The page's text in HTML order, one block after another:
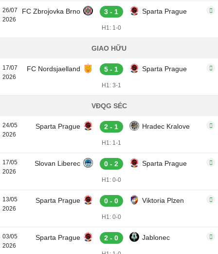
26/07
2026
FC Zbrojovka Brno 3 - 1 Sparta Prague
H1: 1-0
GIAO HỮU
17/07
2026
FC Nordsjaelland 5 - 1 Sparta Prague
H1: 3-1
VĐQG SÉC
24/05
2026
Sparta Prague 2 - 1 Hradec Kralove
H1: 1-1
17/05
2026
Slovan Liberec 0 - 2 Sparta Prague
H1: 0-0
13/05
2026
Sparta Prague 0 - 0 Viktoria Plzen
H1: 0-0
03/05
2026
Sparta Prague 2 - 0 Jablonec